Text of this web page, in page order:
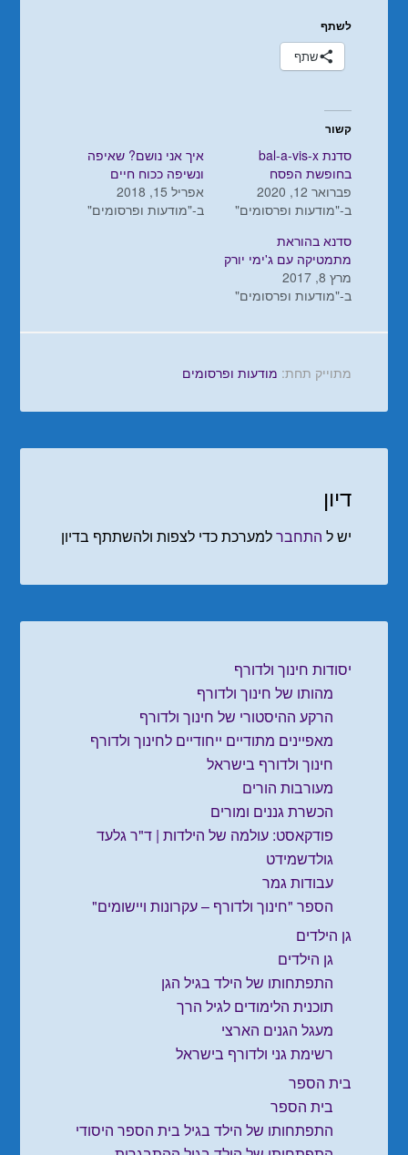
לשתף
שתף
קשור
סדנת bal-a-vis-x
בחופשת הפסח
פברואר 12, 2020
ב-"מודעות ופרסומים"
איך אני נושם? שאיפה
ונשיפה ככוח חיים
אפריל 15, 2018
ב-"מודעות ופרסומים"
סדנא בהוראת
מתמטיקה עם ג'ימי יורק
מרץ 8, 2017
ב-"מודעות ופרסומים"
מתוייק תחת: מודעות ופרסומים
דיון
יש ל התחברלמערכת כדי לצפות ולהשתתף בדיון
יסודות חינוך ולדורף
מהותו של חינוך ולדורף
הרקע ההיסטורי של חינוך ולדורף
מאפיינים מתודיים ייחודיים לחינוך ולדורף
חינוך ולדורף בישראל
מעורבות הורים
הכשרת גננים ומורים
פודקאסט: עולמה של הילדות | ד"ר גלעד
גולדשמידט
עבודות גמר
הספר "חינוך ולדורף – עקרונות ויישומים"
גן הילדים
גן הילדים
התפתחותו של הילד בגיל הגן
תוכנית הלימודים לגיל הרך
מעגל הגנים הארצי
רשימת גני ולדורף בישראל
בית הספר
בית הספר
התפתחותו של הילד בגיל בית הספר היסודי